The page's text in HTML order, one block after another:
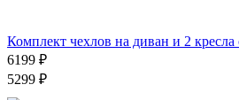
Комплект чехлов на диван и 2
6199 ₽
5299 ₽